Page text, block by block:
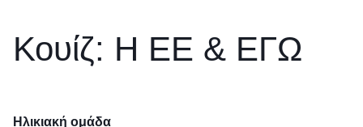
Κουίζ: Η EΕ & ΕΓΩ
Ηλικιακή ομάδα